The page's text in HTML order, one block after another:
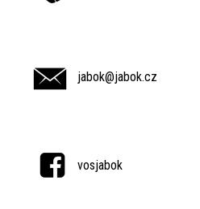
jabok@jabok.cz
vosjabok